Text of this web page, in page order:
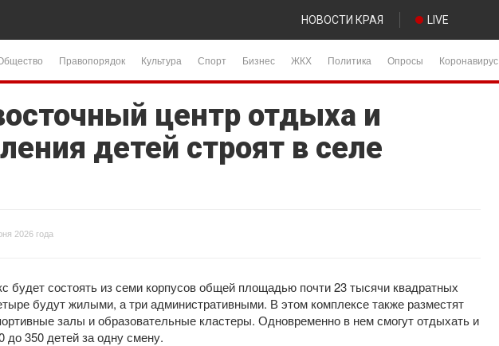
НОВОСТИ КРАЯ LIVE
Правопорядок Культура Спорт Бизнес ЖКХ Политика Опросы Коронавирус
центр отдыха и
детей строят в селе
2026 года
будет состоять из семи корпусов общей площадью почти 23 тысячи квадратных
будут жилыми, а три административными. В этом комплексе также разместят
залы и образовательные кластеры. Одновременно в нем смогут отдыхать и
до 350 детей за одну смену.